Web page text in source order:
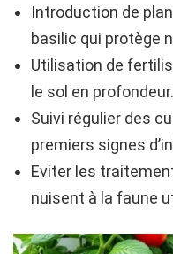
Introduction de
basilic qui protège
Utilisation de
le sol en profondeur.
Suivi régulier des
premiers signes
Eviter les
nuisent à la faune